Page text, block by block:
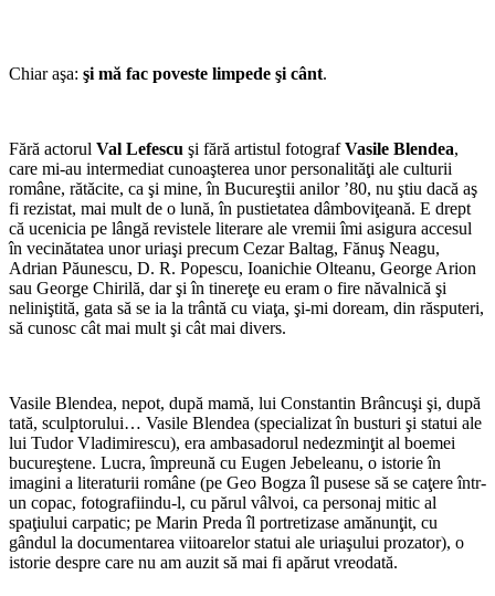
Chiar aşa: şi mă fac poveste limpede şi cânt.
Fără actorul Val Lefescu şi fără artistul fotografVasile Blendea,
care mi-au intermediat cunoaşterea unor personalităţi ale culturii
române, rătăcite, ca şi mine, în Bucureştii anilor ’80, nu ştiu dacă aş
fi rezistat, mai mult de o lună, în pustietatea dâmboviţeană. E drept
că ucenicia pe lângă revistele literare ale vremii îmi asigura accesul
în vecinătatea unor uriaşi precum Cezar Baltag, Fănuş Neagu,
Adrian Păunescu, D. R. Popescu, Ioanichie Olteanu, George Arion
sau George Chirilă, dar şi în tinereţe eu eram o fire năvalnică şi
neliniştită, gata să se ia la trântă cu viaţa, şi-mi doream, din răsputeri,
să cunosc cât mai mult şi cât mai divers.
Vasile Blendea, nepot, după mamă, lui Constantin Brâncuşi şi, după
tată, sculptorului… Vasile Blendea (specializat în busturi şi statui ale
lui Tudor Vladimirescu), era ambasadorul nedezminţit al boemei
bucureştene. Lucra, împreună cu Eugen Jebeleanu, o istorie în
imagini a literaturii române (pe Geo Bogza îl pusese să se caţere într-
un copac, fotografiindu-l, cu părul vâlvoi, ca personaj mitic al
spaţiului carpatic; pe Marin Preda îl portretizase amănunţit, cu
gândul la documentarea viitoarelor statui ale uriaşului prozator), o
istorie despre care nu am auzit să mai fi apărut vreodată.